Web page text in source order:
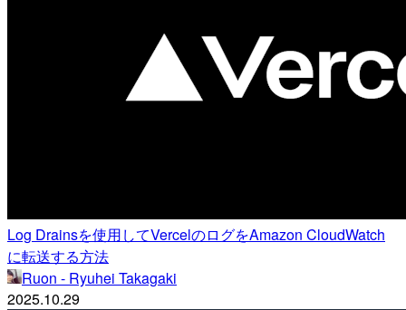
Log Drainsを使用してVercelのログをAmazon CloudWatch
に転送する方法
Ruon - Ryuhei Takagaki
2025.10.29